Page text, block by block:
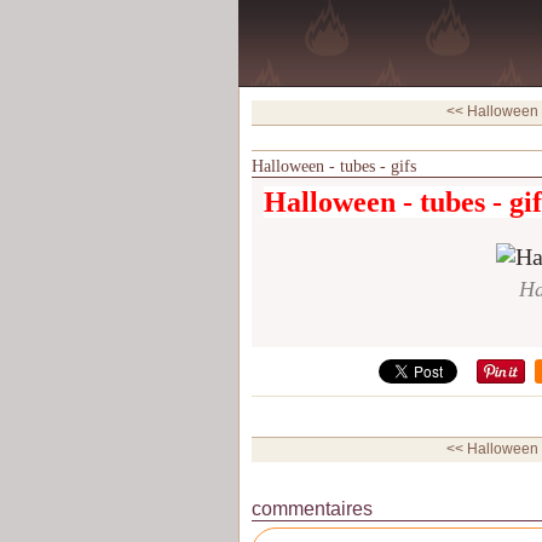
<< Halloween
Halloween - tubes - gifs
Halloween - tubes -
<< Halloween
commentaires